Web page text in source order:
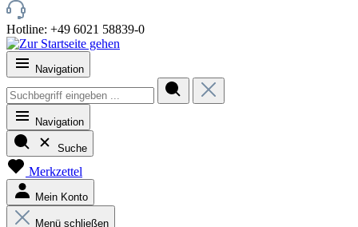
Hotline: +49 6021 58839-0
Navigation
Navigation
Suche
Merkzettel
Mein Konto
Menü schließen